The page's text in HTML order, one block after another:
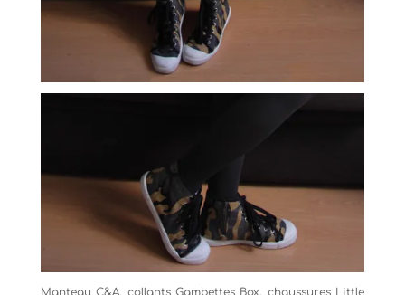
Manteau C&A, collants Gambettes Box, chaussures Little